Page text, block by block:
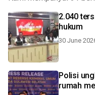
2.040
hukum
30 June
Polisi
rumah